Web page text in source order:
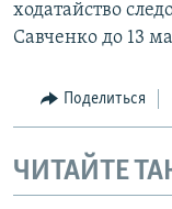
ходатайство
Савченко до 13
Поделиться
ЧИТАЙТЕ